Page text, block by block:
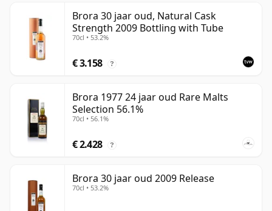
Brora 30 jaar oud, Natural Cask
Strength 2009 Bottling with Tube
70cl • 53.2%
€ 3.158 ?
Brora 1977 24 jaar oud Rare Malts
Selection 56.1%
70cl • 56.1%
€ 2.428 ?
Brora 30 jaar oud 2009 Release
70cl • 53.2%